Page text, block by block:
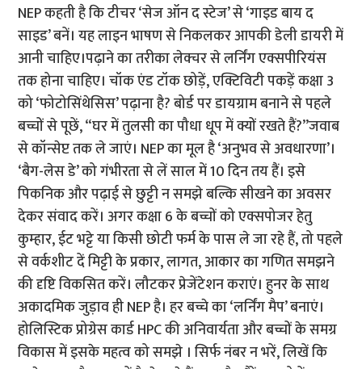
NEP कहती है कि टीचर ‘सेज ऑन द स्टेज’ से ‘गाइड बाय द
साइड’ बनें। यह लाइन भाषण से निकलकर आपकी डेली डायरी में
आनी चाहिए।पढ़ाने का तरीका लेक्चर से लर्निंग एक्सपीरियंस
तक होना चाहिए। चॉक एंड टॉक छोड़ें, एक्टिविटी पकड़ें कक्षा 3
को ‘फोटोसिंथेसिस’ पढ़ाना है? बोर्ड पर डायग्राम बनाने से पहले
बच्चों से पूछें, “घर में तुलसी का पौधा धूप में क्यों रखते हैं?”जवाब
से कॉन्सेप्ट तक ले जाएं। NEP का मूल है ‘अनुभव से अवधारणा’।
‘बैग-लेस डे’ को गंभीरता से लें साल में 10 दिन तय हैं। इसे
पिकनिक और पढ़ाई से छुट्टी न समझे बल्कि सीखने का अवसर
देकर संवाद करें। अगर कक्षा 6 के बच्चों को एक्सपोजर हेतु
कुम्हार, ईट भट्टे या किसी छोटी फर्म के पास ले जा रहे हैं, तो पहले
से वर्कशीट दें मिट्टी के प्रकार, लागत, आकार का गणित समझने
की दृष्टि विकसित करें। लौटकर प्रेजेंटेशन कराएं। हुनर के साथ
अकादमिक जुड़ाव ही NEP है। हर बच्चे का ‘लर्निंग मैप’ बनाएं।
होलिस्टिक प्रोग्रेस कार्ड HPC की अनिवार्यता और बच्चों के समग्र
विकास में इसके महत्व को समझे । सिर्फ नंबर न भरें, लिखें कि